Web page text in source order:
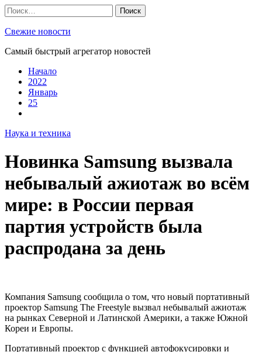
Skip
to
content
Найти:
Свежие новости
Самый быстрый агрегатор новостей
Начало
2022
Январь
25
Наука и техника
Новинка Samsung вызвала
небывалый ажиотаж во всём
мире: в России первая
партия устройств была
распродана за день
Компания Samsung сообщила о том, что новый портативный
проектор Samsung The Freestyle вызвал небывалый ажиотаж
на рынках Северной и Латинской Америки, а также Южной
Кореи и Европы.
Портативный проектор с функцией автофокусировки и